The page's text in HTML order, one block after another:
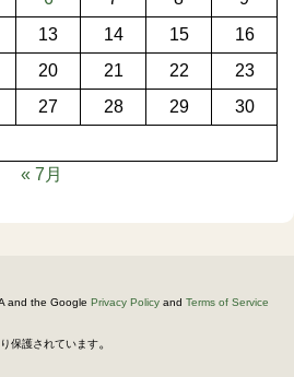
13 14 15
16
20 21 22
23
27 28 29
30
« 7月
and the Google Privacy Policy and Terms of Service
保護されています。